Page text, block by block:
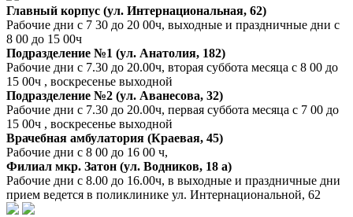
Главный корпус (ул. Интернациональная, 62)
Рабочие дни с 7 30 до 20 00ч, выходные и праздничные дни с
8 00 до 15 00ч
Подразделение №1 (ул. Анатолия, 182)
Рабочие дни с 7.30 до 20.00ч, вторая суббота месяца с 8 00 до
15 00ч , воскресенье выходной
Подразделение №2 (ул. Аванесова, 32)
Рабочие дни с 7.30 до 20.00ч, первая суббота месяца с 7 00 до
15 00ч , воскресенье выходной
Врачебная амбулатория (Краевая, 45)
Рабочие дни с 8 00 до 16 00 ч,
Филиал мкр. Затон (ул. Водников, 18 а)
Рабочие дни с 8.00 до 16.00ч, в выходные и праздничные дни
прием ведется в поликлинике ул. Интернациональной, 62